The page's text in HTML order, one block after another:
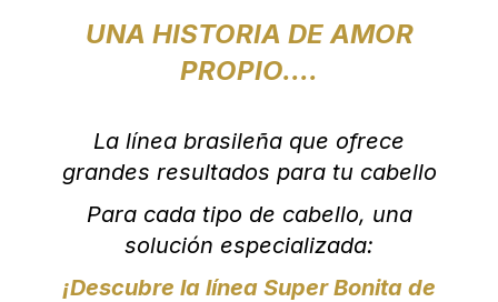
UNA HISTORIA DE AMOR
PROPIO....
La línea brasileña que ofrece
grandes resultados para tu cabello
Para cada tipo de cabello, una
solución especializada:
¡Descubre la línea Super Bonita de